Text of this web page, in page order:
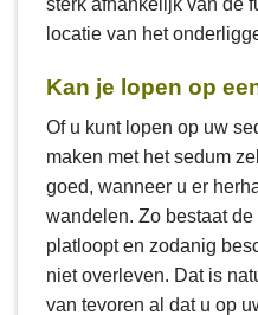
sterk afhankelijk van de
locatie van het
Kan je lopen op
Of u kunt lopen op uw
maken met het sedum
goed, wanneer u er
wandelen. Zo bestaat
platloopt en zodanig
niet overleven. Dat is
van tevoren al dat u op